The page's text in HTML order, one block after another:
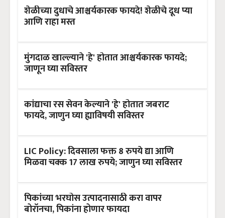
शेळीच्या दुधाचे आश्चर्यकारक फायदे! शेळीचे दूध प्या
आणि राहा मस्त
मुंगदाळ खाल्ल्याने 'हे' होतात आश्चर्यकारक फायदे;
जाणून घ्या सविस्तर
कांद्याचा रस सेवन केल्याने 'हे' होतात जबराट
फायदे, जाणुन घ्या ह्याविषयी सविस्तर
LIC Policy: दिवसाला फक्त 8 रुपये द्या आणि
मिळवा चक्क 17 लाख रुपये; जाणुन घ्या सविस्तर
पिकांच्या भरघोस उत्पादनासाठी करा वापर
बोरॉनचा, पिकांना होणार फायदा